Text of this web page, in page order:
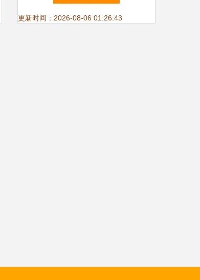
图片与配件厂家指南
更新时间：2026-08-06 01:26:43